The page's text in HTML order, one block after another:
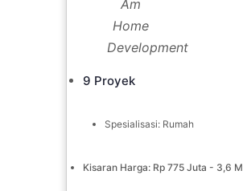
9 Proyek
Spesialisasi: Rumah
Kisaran Harga: Rp 775 Juta - 3,6 M